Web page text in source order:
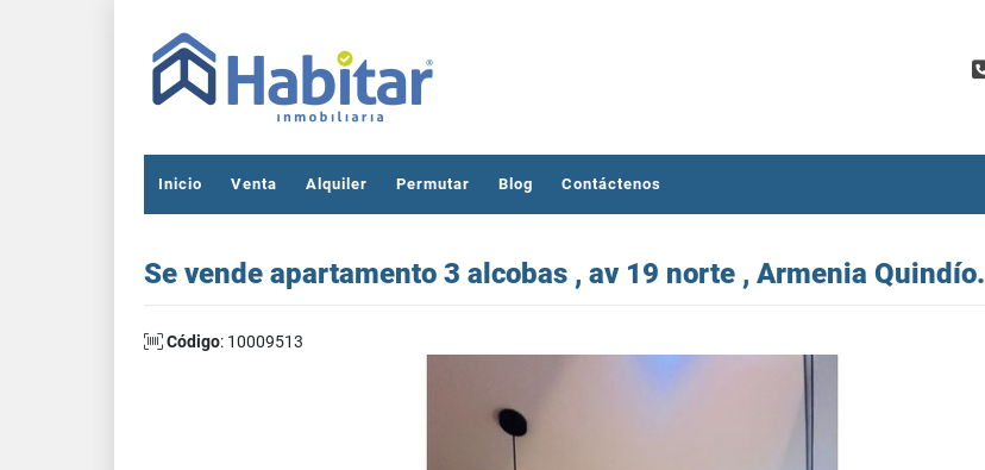
Inicio Venta Alquiler Permutar Blog Contáctenos
Se vende apartamento 3 alcobas , av 19 norte , Armenia Quindío.
Código: 10009513